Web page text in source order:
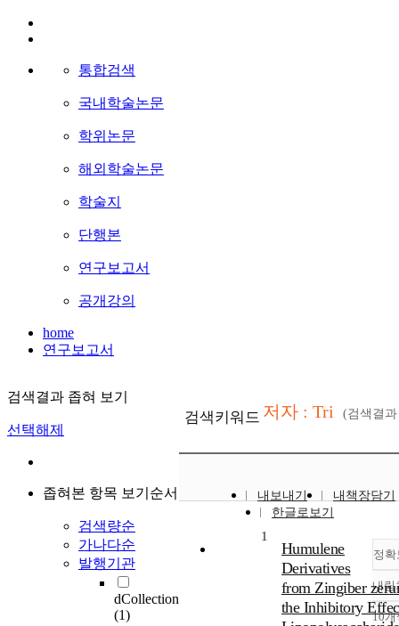
통합검색
국내학술논문
학위논문
해외학술논문
학술지
단행본
연구보고서
공개강의
home
연구보고서
검색결과 좁혀 보기
선택해제
좁혀본 항목 보기순서
검색량순
가나다순
발행기관
dCollection
(1)
검색키워드 저자 : Tri (검색결
내보내기
내책장담기
한글로보기
정
내림
10개
1
Humulene
Derivatives
from Zingiber
the Inhibitory